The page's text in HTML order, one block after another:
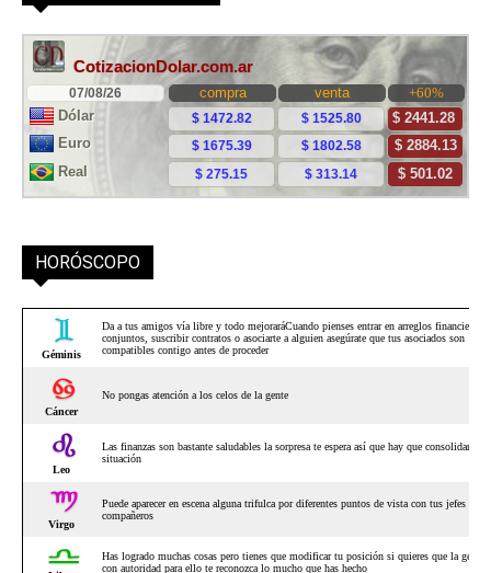
HORÓSCOPO